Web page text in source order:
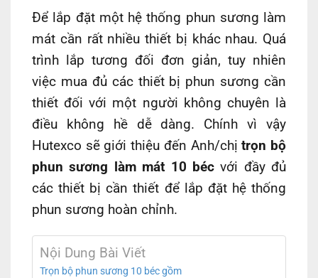
Để lắp đặt một hệ thống phun sương làm
mát cần rất nhiều thiết bị khác nhau. Quá
trình lắp tương đối đơn giản, tuy nhiên
việc mua đủ các thiết bị phun sương cần
thiết đối với một người không chuyên là
điều không hề dễ dàng. Chính vì vậy
Hutexco sẽ giới thiệu đến Anh/chịtrọn bộ
phun sương làm mát 10 bécvới đầy đủ
các thiết bị cần thiết để lắp đặt hệ thống
phun sương hoàn chỉnh.
Nội Dung Bài Viết
Trọn bộ phun sương 10 béc gồm